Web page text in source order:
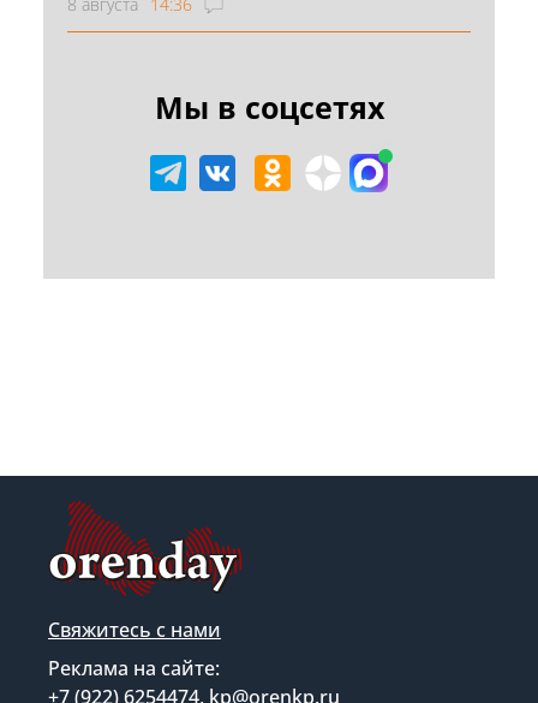
Мы в соцсетях
Свяжитесь с нами
Реклама на сайте:
+7 (922) 6254474, kp@orenkp.ru